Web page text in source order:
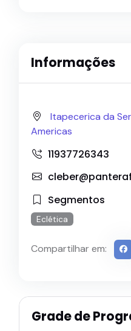
Informações
Itapecerica da
Americas
11937726343
Segmentos
Eclética
Compartilhar em:
Grade de